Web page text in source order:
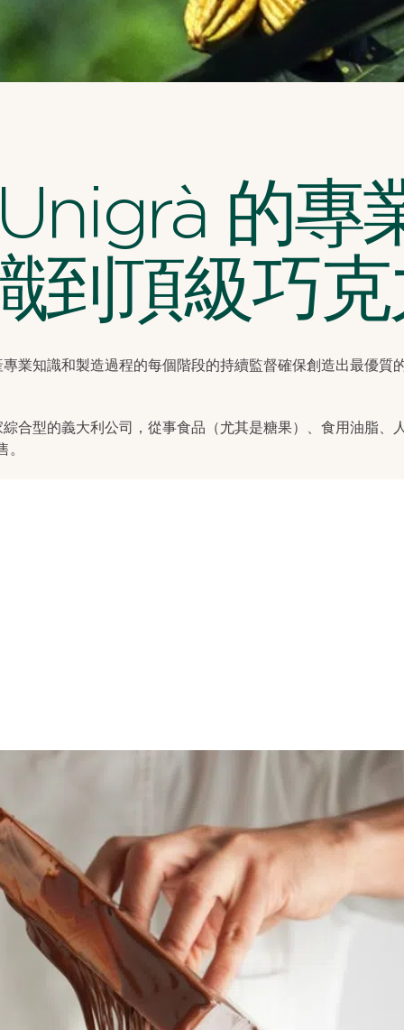
的專
到頂級巧
業知識和製造過程的每個階段的持續監督確保創造出最優質
合型的義大利公司，從事食品（尤其是糖果）、食用油脂、